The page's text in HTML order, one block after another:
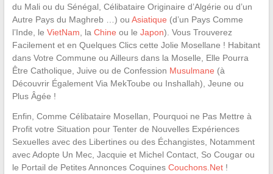
du Mali ou du Sénégal, Célibataire Originaire d’Algérie ou d’un
Autre Pays du Maghreb …) ou Asiatique (d’un Pays Comme
l’Inde, le VietNam , la Chine ou le Japon). Vous Trouverez
Facilement et en Quelques Clics cette Jolie Mosellane ! Habitant
dans Votre Commune ou Ailleurs dans la Moselle, Elle Pourra
Être Catholique, Juive ou de Confession Musulmane (à
Découvrir Également Via MekToube ou Inshallah), Jeune ou
Plus Âgée !
Enfin, Comme Célibataire Mosellan, Pourquoi ne Pas Mettre à
Profit votre Situation pour Tenter de Nouvelles Expériences
Sexuelles avec des Libertines ou des Échangistes, Notamment
avec Adopte Un Mec, Jacquie et Michel Contact, So Cougar ou
le Portail de Petites Annonces Coquines Couchons.Net!